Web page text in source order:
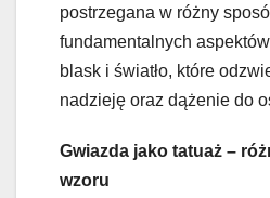
postrzegana w różny
fundamentalnych
blask i światło, które
nadzieję oraz dążenie do
Gwiazda jako tatuaż –
wzoru